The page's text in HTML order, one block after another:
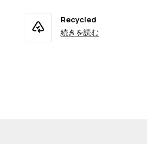
Recycled
続きを読む